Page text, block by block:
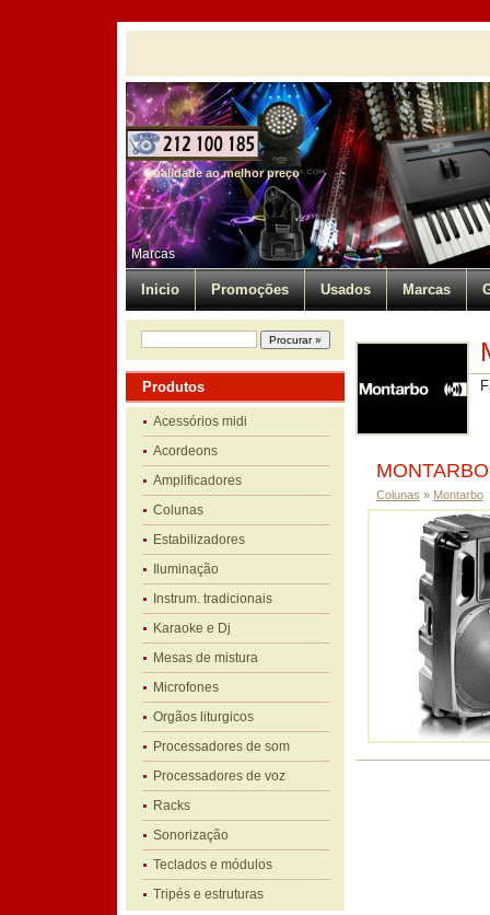
Qualidade ao melhor preço
Marcas
Inicio Promoções Usados Marcas
Produtos
Acessórios midi
Acordeons
Amplificadores
Colunas
Estabilizadores
Iluminação
Instrum. tradicionais
Karaoke e Dj
Mesas de mistura
Microfones
Orgãos liturgicos
Processadores de som
Processadores de voz
Racks
Sonorização
Teclados e módulos
Tripés e estruturas
Colunas » Montarbo